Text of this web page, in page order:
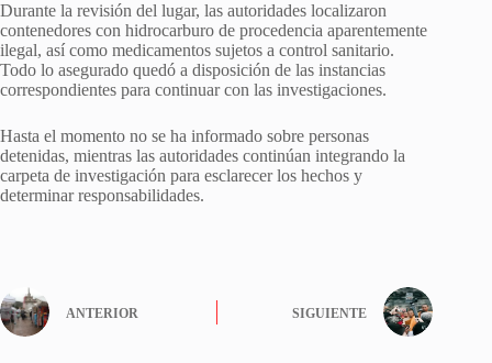
Durante la revisión del lugar, las autoridades localizaron
contenedores con hidrocarburo de procedencia aparentemente
ilegal, así como medicamentos sujetos a control sanitario.
Todo lo asegurado quedó a disposición de las instancias
correspondientes para continuar con las investigaciones.
Hasta el momento no se ha informado sobre personas
detenidas, mientras las autoridades continúan integrando la
carpeta de investigación para esclarecer los hechos y
determinar responsabilidades.
ANTERIOR SIGUIENTE